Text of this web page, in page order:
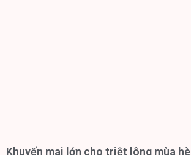
Khuyến mai lớn cho triệt lông mùa hè